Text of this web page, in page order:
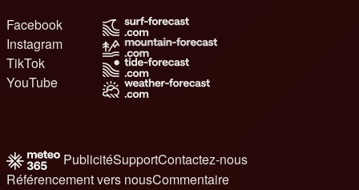
Facebook
Instagram
TikTok
YouTube
PublicitéSupportContactez-nous
Référencement vers nousCommentaire